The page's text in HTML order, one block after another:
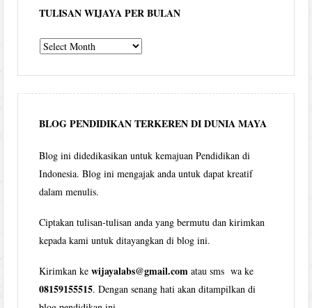
TULISAN WIJAYA PER BULAN
Tulisan
per
bulan
BLOG PENDIDIKAN TERKEREN DI DUNIA MAYA
Blog ini didedikasikan untuk kemajuan Pendidikan di
Indonesia. Blog ini mengajak anda untuk dapat kreatif
dalam menulis.
Ciptakan tulisan-tulisan anda yang bermutu dan kirimkan
kepada kami untuk ditayangkan di blog ini.
Kirimkan kewijayalabs@gmail.com atau sms wa ke
08159155515. Dengan senang hati akan ditampilkan di